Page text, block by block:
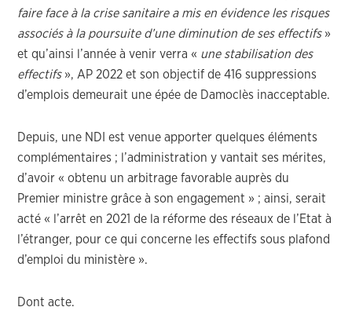
faire face à la crise sanitaire a mis en évidence les risques
associés à la poursuite d’une diminution de ses effectifs»
et qu’ainsi l’année à venir verra « une stabilisation des
effectifs », AP 2022 et son objectif de 416 suppressions
d’emplois demeurait une épée de Damoclès inacceptable.
Depuis, une NDI est venue apporter quelques éléments
complémentaires ; l’administration y vantait ses mérites,
d’avoir « obtenu un arbitrage favorable auprès du
Premier ministre grâce à son engagement » ; ainsi, serait
acté « l’arrêt en 2021 de la réforme des réseaux de l’Etat à
l’étranger, pour ce qui concerne les effectifs sous plafond
d’emploi du ministère ».
Dont acte.